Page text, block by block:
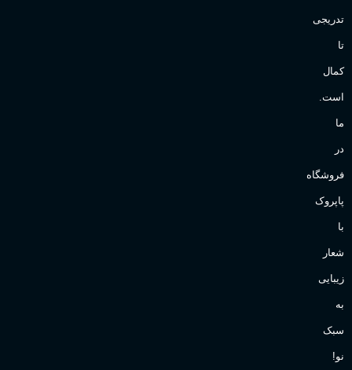
تدریجی
تا
کمال
است.
ما
در
فروشگاه
پاپروک
با
شعار
زیبایی
به
سبک
نو!